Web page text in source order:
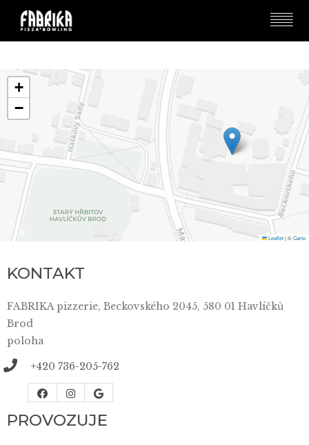
+
−
Leaflet|©Carto
KONTAKT
FABRIKA pizzerie, Beckovského 2045, 580 01 Havlíčků
Brod
poloha
+420 736-205-762
PROVOZUJE